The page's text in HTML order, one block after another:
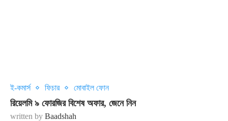
ই-কমার্স ফিচার মোবাইল ফোন
রিয়েলমি ৯ ফোরজির বিশেষ অফার, জেনে নিন
written by Baadshah